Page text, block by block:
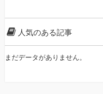
人気のある記事
まだデータがありません。